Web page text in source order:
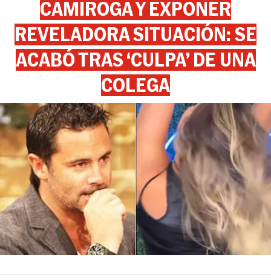
CAMIROGA Y EXPONER
REVELADORA SITUACIÓN: SE
ACABÓ TRAS ‘CULPA’ DE UNA
COLEGA